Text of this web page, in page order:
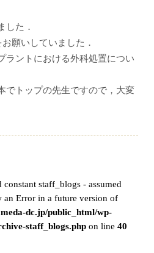
した．
願いしていました．
ラントにおける外科処置につい
でトップの先生ですので，大変
staff_blogs - assumed
Error in a future version of
dc.jp/public_html/wp-
staff_blogs.php on line40